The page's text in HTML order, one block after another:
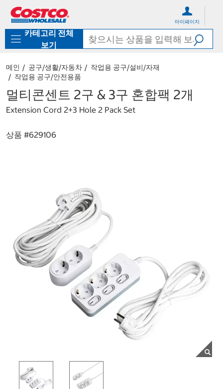
로
기
가
마이페이지
카테고리 전체
보기
메인 공구/생활/자동차
작업용 공구/설비/자재
작업용 공구/안전용품
멀티콘센트 2구 & 3구 혼합팩 2개
Extension Cord 2+3 Hole 2 Pack Set
상품 #629106